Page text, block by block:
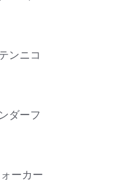
ンニコ
ダーフ
ーカー